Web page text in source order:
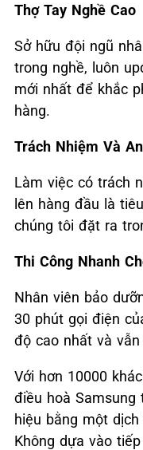
Thợ Tay Nghề Cao
Sở hữu đội ngũ
trong nghề, luôn
mới nhất để khắc
hàng.
Trách Nhiệm Và
Làm việc có trách
lên hàng đầu là
chúng tôi đặt ra
Thi Công Nhanh
Nhân viên bảo
30 phút gọi điện
độ cao nhất và
Với hơn 10000
điều hoà Samsung
hiệu bằng một
Không dựa vào